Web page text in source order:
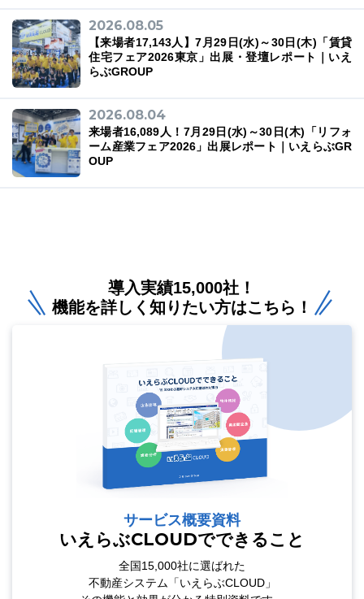
2026.08.05
【来場者17,143人】7月29日(水)～30日(木)「賃貸
住宅フェア2026東京」出展・登壇レポート｜いえ
らぶGROUP
2026.08.04
来場者16,089人！7月29日(水)～30日(木)「リフォ
ーム産業フェア2026」出展レポート｜いえらぶGR
OUP
導入実績15,000社！
機能を詳しく知りたい方はこちら！
サービス概要資料
いえらぶCLOUDでできること
全国15,000社に選ばれた
不動産システム「いえらぶCLOUD」